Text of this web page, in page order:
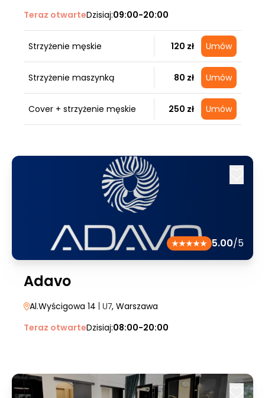
Teraz otwarteDzisiaj:09:00-20:00
Strzyżenie męskie 120 zł Umów
Strzyżenie maszynką 80 zł Umów
Cover + strzyżenie męskie 250 zł Umów
5.00/5
Adavo
Al.Wyścigowa 14 | U7, Warszawa
Teraz otwarteDzisiaj:08:00-20:00